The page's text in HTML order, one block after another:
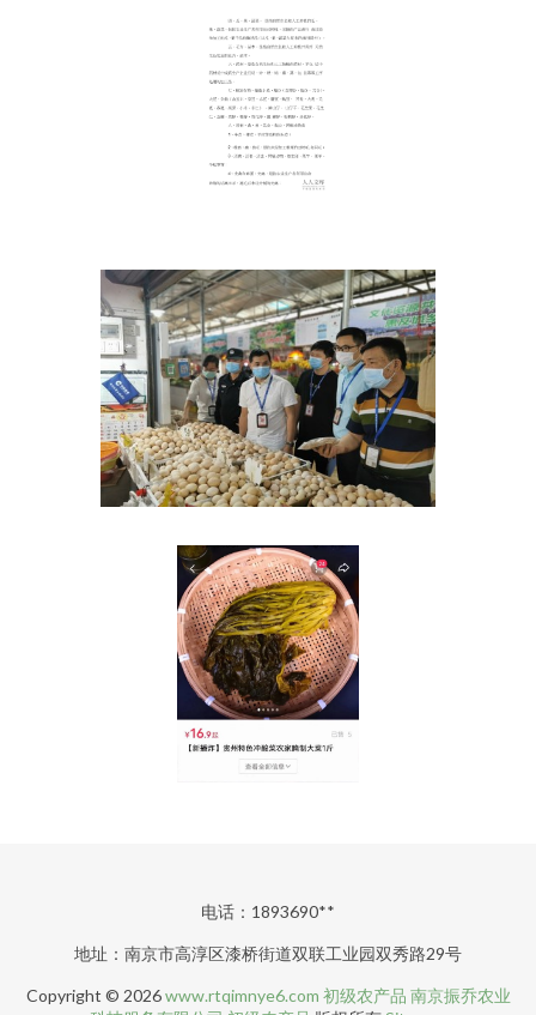
电话：1893690**
地址：南京市高淳区漆桥街道双联工业园双秀路29号
Copyright © 2026www.rtqimnye6.com 初级农产品 南京振乔农业